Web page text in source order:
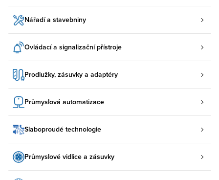
Nářadí a stavebniny
Ovládací a signalizační přístroje
Prodlužky, zásuvky a adaptéry
Průmyslová automatizace
Slaboproudé technologie
Průmyslové vidlice a zásuvky